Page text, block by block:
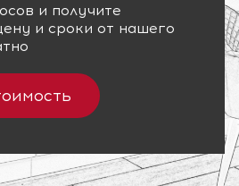
и получите
и сроки от нашего